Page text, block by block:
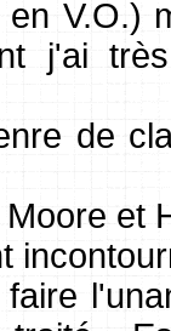
V.O.)
j'ai
de
et